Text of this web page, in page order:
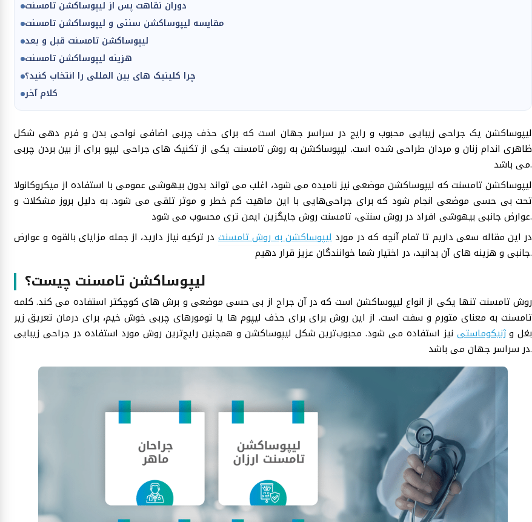
دوران نقاهت پس از لیپوساکشن تامسنت
مقایسه لیپوساکشن سنتی و لیپوساکشن تامسنت
لیپوساکشن تامسنت قبل و بعد
هزینه لیپوساکشن تامسنت
چرا کلینیک های بین المللی را انتخاب کنید؟
کلام آخر
لیپوساکشن یک جراحی زیبایی محبوب و رایج در سراسر جهان است که برای حذف چربی اضافی نواحی بدن و فرم دهی شکل
ظاهری اندام زنان و مردان طراحی شده است. لیپوساکشن به روش تامسنت یکی از تکنیک های جراحی لیپو برای از بین بردن چربی
می باشد.
لیپوساکشن تامسنت که لیپوساکشن موضعی نیز نامیده می شود، اغلب می تواند بدون بیهوشی عمومی با استفاده از میکروکانولا
تحت بی حسی موضعی انجام شود که برای جراحی‌هایی با این ماهیت کم خطر و موثر تلقی می شود. به دلیل بروز مشکلات و
عوارض جانبی بیهوشی افراد در روش سنتی، تامسنت روش جایگزین ایمن تری محسوب می شود.
در این مقاله سعی داریم تا تمام آنچه که در مورد لیپوساکشن به روش تامسنتدر ترکیه نیاز دارید، از جمله مزایای بالقوه و عوارض
جانبی و هزینه های آن بدانید، در اختیار شما خوانندگان عزیز قرار دهیم.
لیپوساکشن تامسنت چیست؟
روش تامسنت تنها یکی از انواع لیپوساکشن است که در آن جراح از بی حسی موضعی و برش های کوچکتر استفاده می کند. کلمه
تامسنت به معنای متورم و سفت است. از این روش برای برای حذف لیپوم ها یا تومورهای چربی خوش خیم، برای درمان تعریق زیر
بغل وژنیکوماستی نیز استفاده می شود. محبوب‌ترین شکل لیپوساکشن و همچنین رایج‌ترین روش مورد استفاده در جراحی زیبایی
در سراسر جهان می باشد.